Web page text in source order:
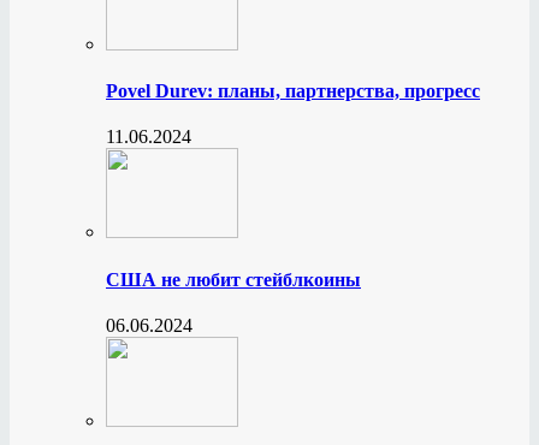
Povel Durev: планы, партнерства, прогресс
11.06.2024
США не любит стейблкоины
06.06.2024